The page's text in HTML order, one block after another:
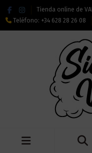
Tienda online de
Teléfono: +34 628 28 26 08